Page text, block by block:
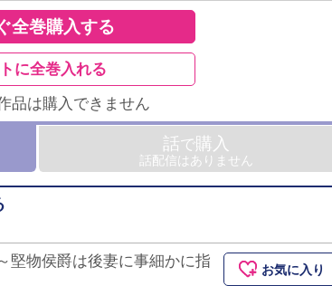
全巻購入する
に全巻入れる
品は購入できません
話で購入
話配信はありません
堅物侯爵は後妻に事細かに指
お気に入り